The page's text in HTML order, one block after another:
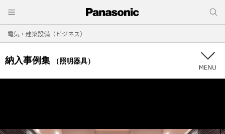
電気・建築設備（ビジネス）
納入事例集 （照明器具）